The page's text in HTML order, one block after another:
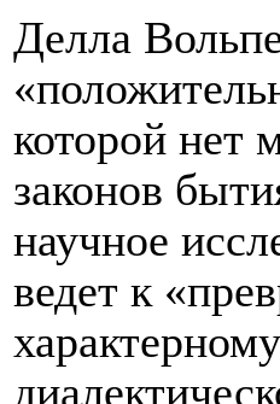
Делла
которой нет
законов
научное
ведет к